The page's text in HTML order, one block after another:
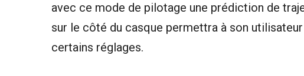
avec ce mode de pilotage une prédiction de
sur le côté du casque permettra à son
certains réglages.